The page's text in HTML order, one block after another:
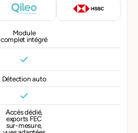
Module
complet intégré
Détection auto
Accès dédié,
exports FEC
sur-mesure,